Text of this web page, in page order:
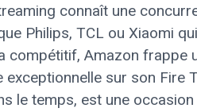
connaît une
Philips, TCL ou Xiaomi
compétitif, Amazon frappe
sur son Fire
le temps, est une